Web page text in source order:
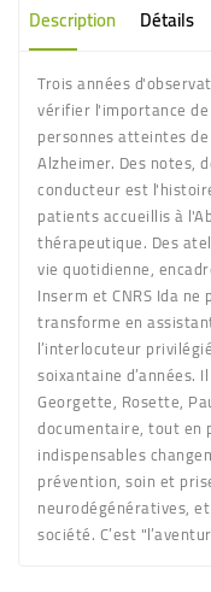
Description Détails
Trois années
vérifier l'importance
personnes atteintes
Alzheimer. Des notes,
conducteur est
patients accueillis à
thérapeutique. Des
vie quotidienne,
Inserm et CNRS Ida
transforme en
l’interlocuteur
soixantaine d’années.
Georgette, Rosette,
documentaire, tout en
indispensables
prévention, soin et
neurodégénératives,
société. C’est